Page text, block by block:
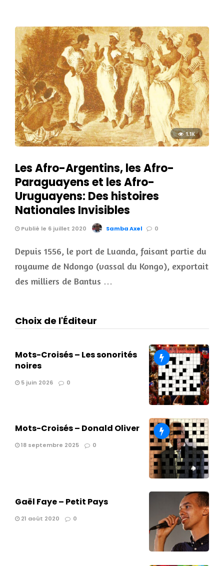
1.1K
Les Afro-Argentins, les Afro-
Paraguayens et les Afro-
Uruguayens: Des histoires
Nationales Invisibles
Publié le 6 juillet 2020 Samba Axel 0
Depuis 1556, le port de Luanda, faisant partie du
royaume de Ndongo (vassal du Kongo), exportait
des milliers de Bantus …
Choix de l'Éditeur
Mots-Croisés – Les sonorités
noires
5 juin 2026 0
Mots-Croisés – Donald Oliver
18 septembre 2025 0
Gaël Faye – Petit Pays
21 août 2020 0